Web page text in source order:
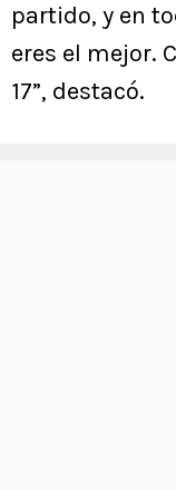
partido, y en
eres el mejor.
17”, destacó.